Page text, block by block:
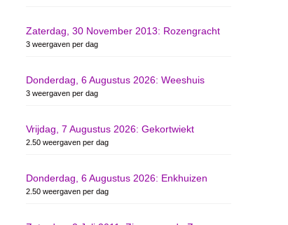
Zaterdag, 30 November 2013: Rozengracht
3 weergaven per dag
Donderdag, 6 Augustus 2026: Weeshuis
3 weergaven per dag
Vrijdag, 7 Augustus 2026: Gekortwiekt
2.50 weergaven per dag
Donderdag, 6 Augustus 2026: Enkhuizen
2.50 weergaven per dag